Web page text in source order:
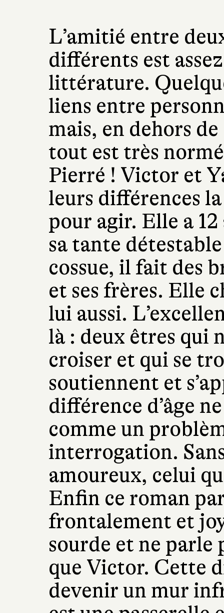
L’amitié entre
différents est
littérature.
liens entre
mais, en dehors
tout est très
Pierré ! Victor et
leurs différences
pour agir. Elle a
sa tante
cossue, il fait des
et ses frères. Elle
lui aussi.
là : deux êtres qui
croiser et qui se
soutiennent et
différence d’âge
comme un
interrogation.
amoureux, celui
Enfin ce roman
frontalement et
sourde et ne parle
que Victor. Cette
devenir un mur